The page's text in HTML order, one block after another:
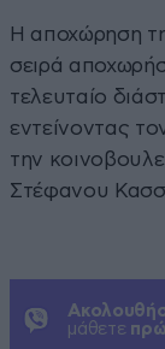
Η αποχώρηση
σειρά
τελευταίο
εντείνοντας
την
Στέφανου
μάθετε